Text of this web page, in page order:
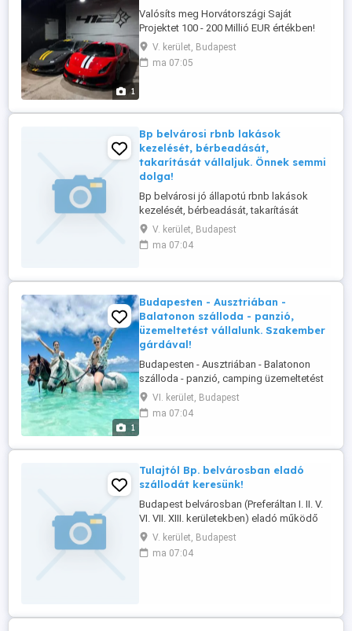
1
Valósíts meg Horvátországi Saját
Projektet 100 - 200 Millió EUR értékben!
Lehet Turisztika, Hotel, Mezőgazdasági,
Energetikai projekt! Vissza nem térítendő -
Előfinanszírozó Min. 10% likvid adózott
nem lehet mással kiváltani!) Nem ...
V. kerület, Budapest
ma 07:05
Bp belvárosi rbnb lakások
kezelését, bérbeadását,
takarítását vállaljuk. Önnek semmi
dolga!
Bp belvárosi jó állapotú rbnb lakások
kezelését, bérbeadását, takarítását
vállaljuk. Önnek semmi dolga!
Külföldieknek, magyaroknak szeretné
kiadni? Jó áron? Nulla munkával hasznot
vállalunk. A tiszta hasznon, osztozunk.
Megbízhatóak vagyunk. Karbantartjuk, ...
V. kerület, Budapest
ma 07:04
1
Budapesten - Ausztriában -
Balatonon szálloda - panzió,
üzemeltetést vállalunk. Szakember
gárdával!
Budapesten - Ausztriában - Balatonon
szálloda - panzió, camping üzemeltetést
vállalunk. Szakember gárdával!
Adózásban is tudunk segíteni! Ingyenes
szállás biztosítással! Tulajdonos
VI. kerület, Budapest
ma 07:04
Tulajtól Bp. belvárosban eladó
szállodát keresünk!
Budapest belvárosban (Preferáltan I. II. V.
VI. VII. XIII. kerületekben) eladó működő
szállodákat keresek, közvetlen
tulajdonostól. Ingatlanosi megbízás
nélkül. Aktívan szállodát kereső (jelenleg
V. kerület, Budapest
ma 07:04